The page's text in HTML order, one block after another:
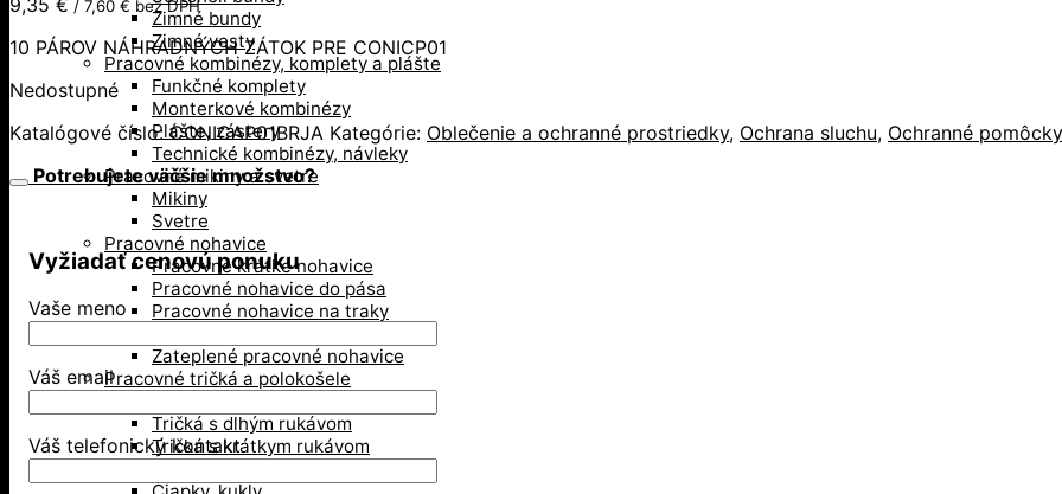
Zimné bundy
Zimné vesty
Pracovné kombinézy, komplety a plášte
Funkčné komplety
Monterkové kombinézy
Plášte, zástery
Technické kombinézy, návleky
Pracovné mikiny a svetre
Mikiny
Svetre
Pracovné nohavice
Pracovné krátke nohavice
Pracovné nohavice do pása
Pracovné nohavice na traky
Zateplené pracovné nohavice
Pracovné tričká a polokošele
Tričká s dlhým rukávom
Tričká s krátkym rukávom
/ 7,60 € bez DPH
10 PÁROV NÁHRADNÝCH ZÁTOK PRE CONICP01
Nedostupné
Katalógové číslo:CONICAP01BRJA Kategórie: Oblečenie a ochranné prostriedky, Ochrana sluchu, Ochranné pomôcky
Potrebujete väčšie množstvo?
Vyžiadať cenovú ponuku
Vaše meno
Váš email
Váš telefonický kontakt